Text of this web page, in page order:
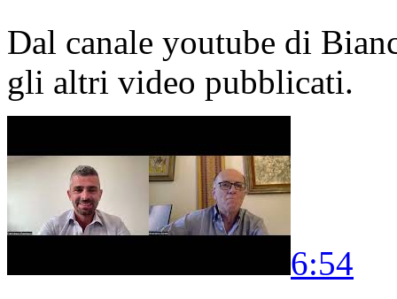
Dal canale youtube di
gli altri video pubblicati.
6:54